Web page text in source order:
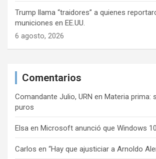
Trump llama “traidores” a quienes
municiones en EE.UU.
6 agosto, 2026
Comentarios
Comandante Julio, URN en Materia prima:
puros
Elsa en Microsoft anunció que Windows
Carlos en “Hay que ajusticiar a Arnoldo